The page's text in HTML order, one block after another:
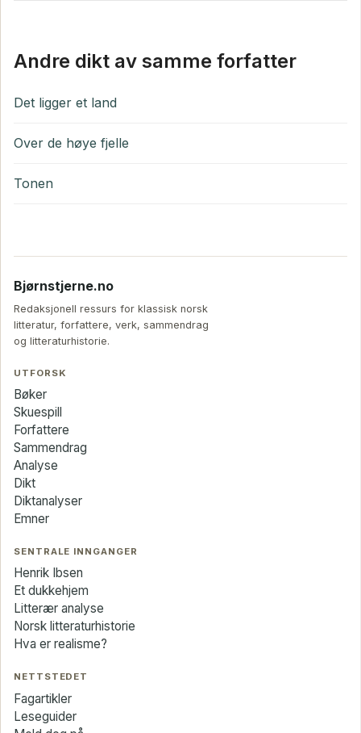
Andre dikt av samme forfatter
Det ligger et land
Over de høye fjelle
Tonen
Bjørnstjerne.no
Redaksjonell ressurs for klassisk norsk
litteratur, forfattere, verk, sammendrag
og litteraturhistorie.
UTFORSK
Bøker
Skuespill
Forfattere
Sammendrag
Analyse
Dikt
Diktanalyser
Emner
SENTRALE INNGANGER
Henrik Ibsen
Et dukkehjem
Litterær analyse
Norsk litteraturhistorie
Hva er realisme?
NETTSTEDET
Fagartikler
Leseguider